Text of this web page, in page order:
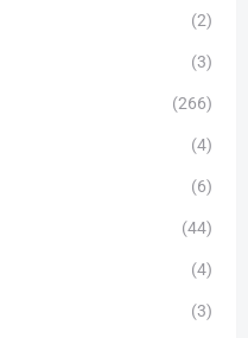
(2)
(3)
(266)
(4)
(6)
(44)
(4)
(3)